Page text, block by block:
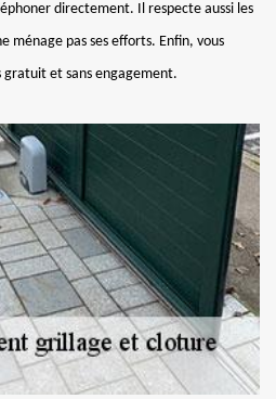
directement. Il respecte aussi les
ménage pas ses efforts. Enfin, vous
gratuit et sans engagement.